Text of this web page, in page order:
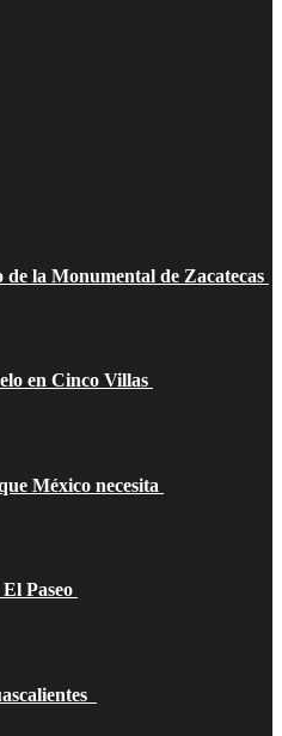
la Monumental de Zacatecas
en Cinco Villas
México necesita
Paseo